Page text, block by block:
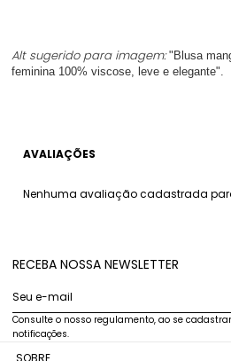
Alt sugerido para imagem:"Blusa
feminina 100% viscose, leve e elegante".
Nenhuma avaliação cadastrada
RECEBA NOSSA NEWSLETTER
Seu e-mail
Consulte o nosso regulamento, ao se
notificações.
SOBRE